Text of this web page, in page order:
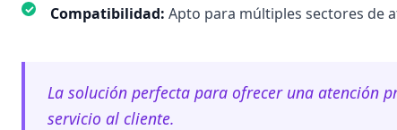
✓ Compatibilidad: Apto para múltiples sectores de
La solución perfecta para ofrecer una atención
servicio al cliente.